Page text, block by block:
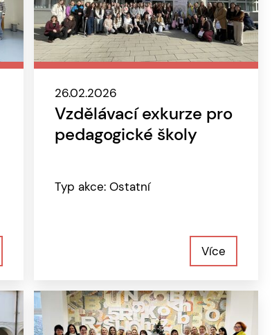
26.02.2026
Vzdělávací exkurze pro
pedagogické školy
Typ akce: Ostatní
Více